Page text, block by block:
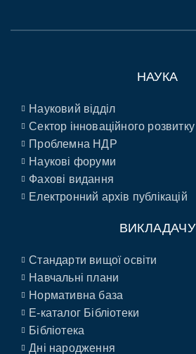
НАУКА
Науковий відділ
Сектор інноваційного розвитку
Проблемна НДР
Наукові форуми
Фахові видання
Електронний архів публікацій
ВИКЛАДАЧУ
Стандарти вищої освіти
Навчальні плани
Нормативна база
E-каталог Бібліотеки
Бібліотека
Дні народження